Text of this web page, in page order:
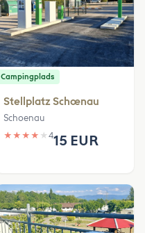
Campingplads
Stellplatz Schœnau
Schoenau
★ ★ ★ ★ ★ 415 EUR